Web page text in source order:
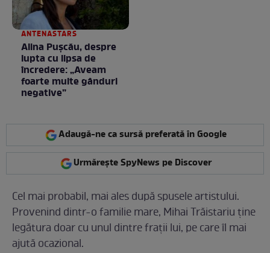
ANTENASTARS
Alina Pușcău, despre
lupta cu lipsa de
încredere: „Aveam
foarte multe gânduri
negative”
Adaugă-ne ca sursă preferată în Google
Urmărește SpyNews pe Discover
Cel mai probabil, mai ales după spusele artistului.
Provenind dintr-o familie mare, Mihai Trăistariu ține
legătura doar cu unul dintre frații lui, pe care îl mai
ajută ocazional.